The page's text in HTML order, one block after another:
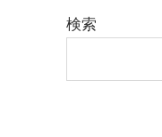
検索